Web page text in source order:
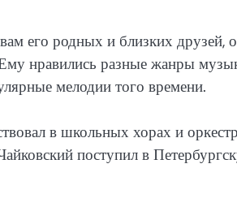
его родных и близких друзей,
нравились разные жанры
мелодии того времени.
в школьных хорах и
поступил в